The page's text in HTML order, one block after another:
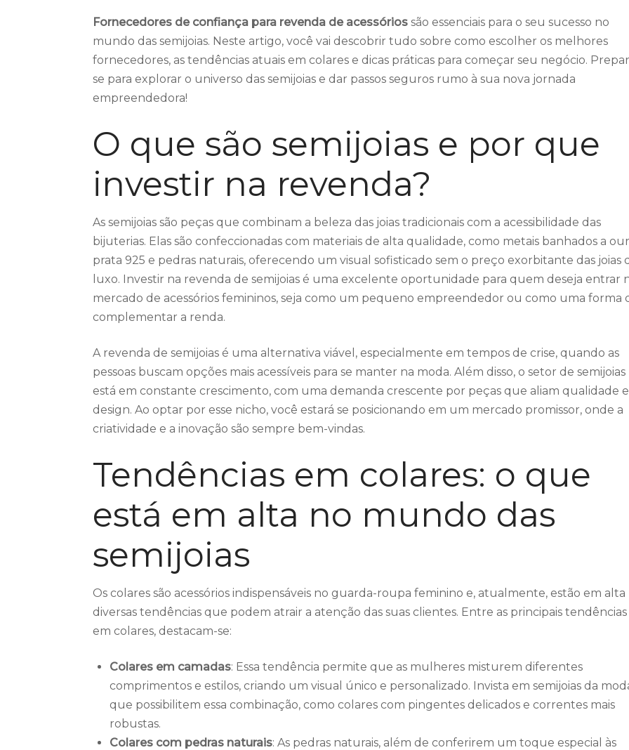
ou
Fornecedores de confiança para revenda de acessórios são essenciais para o seu sucesso no
mundo das semijoias. Neste artigo, você vai descobrir tudo sobre como escolher os melhores
fornecedores, as tendências atuais em colares e dicas práticas para começar seu negócio.
se para explorar o universo das semijoias e dar passos seguros rumo à sua nova jornada
empreendedora!
O que são semijoias e por que
investir na revenda?
As semijoias são peças que combinam a beleza das joias tradicionais com a acessibilidade das
bijuterias. Elas são confeccionadas com materiais de alta qualidade, como metais banhados a
prata 925 e pedras naturais, oferecendo um visual sofisticado sem o preço exorbitante das joias
luxo. Investir na revenda de semijoias é uma excelente oportunidade para quem deseja entrar
mercado de acessórios femininos, seja como um pequeno empreendedor ou como uma forma
complementar a renda.
A revenda de semijoias é uma alternativa viável, especialmente em tempos de crise, quando as
pessoas buscam opções mais acessíveis para se manter na moda. Além disso, o setor de semijoias
está em constante crescimento, com uma demanda crescente por peças que aliam qualidade e
design. Ao optar por esse nicho, você estará se posicionando em um mercado promissor, onde a
criatividade e a inovação são sempre bem-vindas.
Tendências em colares: o que
está em alta no mundo das
semijoias
Os colares são acessórios indispensáveis no guarda-roupa feminino e, atualmente, estão em alta
diversas tendências que podem atrair a atenção das suas clientes. Entre as principais tendências
em colares, destacam-se:
Colares em camadas: Essa tendência permite que as mulheres misturem diferentes
comprimentos e estilos, criando um visual único e personalizado. Invista em semijoias da
que possibilitem essa combinação, como colares com pingentes delicados e correntes mais
robustas.
Colares com pedras naturais: As pedras naturais, além de conferirem um toque especial às